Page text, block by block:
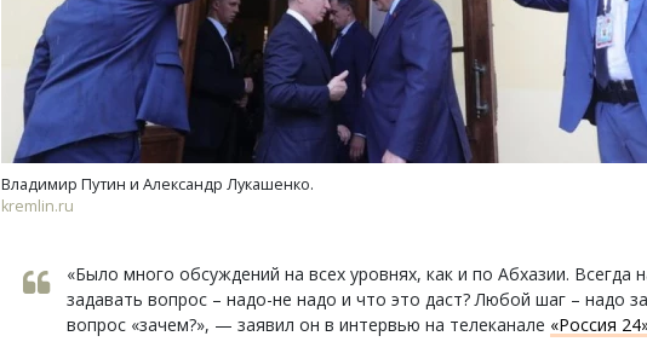
Владимир Путин и Александр Лукашенко.
kremlin.ru
«Было много обсуждений на всех уровнях, как и по Абхазии. Всегда
задавать вопрос – надо-не надо и что это даст? Любой шаг – надо
вопрос «зачем?», — заявил он в интервью на телеканале «Россия
Ищем новые берега. Гендиректор
«Жилищной инициативы» Юрий
Гатилов — о том, как девелоперу
оставаться на плаву, когда рынок
штормит
СТРОИТЕЛЬСТВО
Двухуровневые номера и
Каким будет новый
«Белкур» в Белокурихе